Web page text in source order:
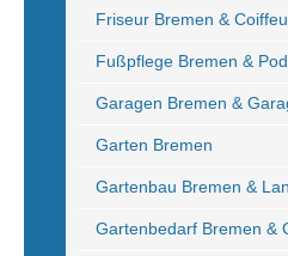
Friseur Bremen &
Fußpflege Bremen &
Garagen Bremen &
Garten Bremen
Gartenbau Bremen &
Gartenbedarf Bremen &